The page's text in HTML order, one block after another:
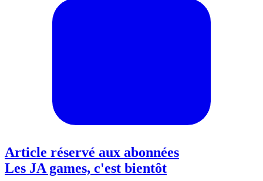
Article réservé aux abonnées
Les JA games, c'est bientôt